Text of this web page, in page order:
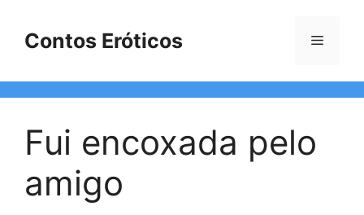
Contos Eróticos Menu
Fui encoxada pelo
amigo